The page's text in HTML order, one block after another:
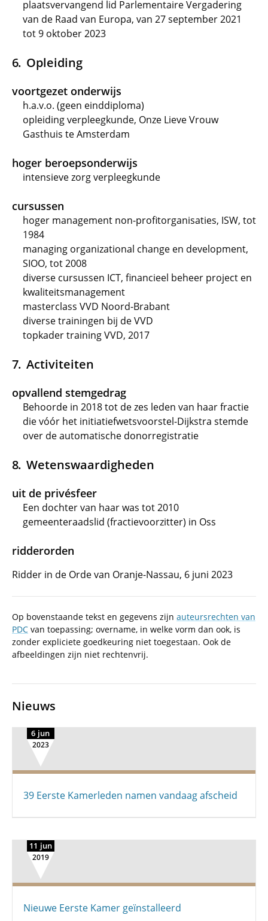
plaatsvervangend lid Parlementaire Vergadering
van de Raad van Europa, van 27 september 2021
tot 9 oktober 2023
Opleiding
voortgezet onderwijs
h.a.v.o. (geen einddiploma)
opleiding verpleegkunde, Onze Lieve Vrouw
Gasthuis te Amsterdam
hoger beroepsonderwijs
intensieve zorg verpleegkunde
cursussen
hoger management non-profitorganisaties, ISW, tot
1984
managing organizational change en development,
SIOO, tot 2008
diverse cursussen ICT, financieel beheer project en
kwaliteitsmanagement
masterclass VVD Noord-Brabant
diverse trainingen bij de VVD
topkader training VVD, 2017
Activiteiten
opvallend stemgedrag
Behoorde in 2018 tot de zes leden van haar fractie
die vóór het initiatiefwetsvoorstel-Dijkstra stemde
over de automatische donorregistratie
Wetenswaardigheden
uit de privésfeer
Een dochter van haar was tot 2010
gemeenteraadslid (fractievoorzitter) in Oss
ridderorden
Ridder in de Orde van Oranje-Nassau, 6 juni 2023
Op bovenstaande tekst en gegevens zijn auteursrechten van
PDC van toepassing; overname, in welke vorm dan ook, is
zonder expliciete goedkeuring niet toegestaan. Ook de
afbeeldingen zijn niet rechtenvrij.
Nieuws
6 jun
2023
39 Eerste Kamerleden namen vandaag afscheid
11 jun
2019
Nieuwe Eerste Kamer geïnstalleerd